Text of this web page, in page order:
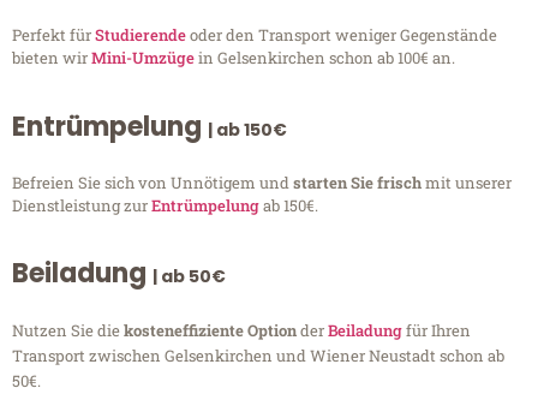
Perfekt fürStudierendeoder den Transport weniger Gegenstände
bieten wirMini-Umzügein Gelsenkirchen schon ab 100€ an.
Entrümpelung | ab 150€
Befreien Sie sich von Unnötigem undstarten Sie frischmit unserer
Dienstleistung zurEntrümpelungab 150€.
Beiladung | ab 50€
Nutzen Sie diekosteneffiziente OptionderBeiladungfür Ihren
Transport zwischen Gelsenkirchen und Wiener Neustadt schon ab
50€.